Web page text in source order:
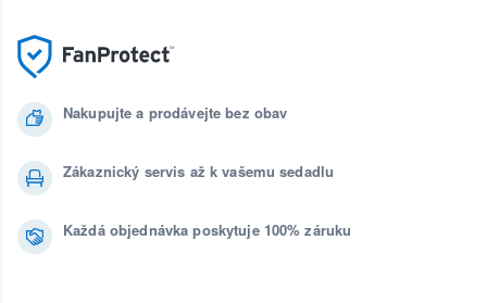
Nakupujte a prodávejte bez obav
Zákaznický servis až k vašemu sedadlu
Každá objednávka poskytuje 100% záruku